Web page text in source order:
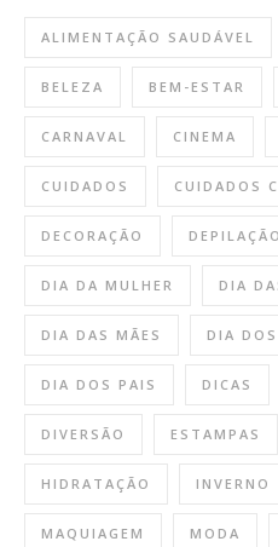
ALIMENTAÇÃO SAUDÁVEL
BELEZA BEM-ESTAR
CARNAVAL CINEMA
CUIDADOS CUIDADOS
DECORAÇÃO
DIA DA MULHER DIA
DIA DAS MÃES DIA
DIA DOS PAIS DICAS
DIVERSÃO ESTAMPAS
HIDRATAÇÃO INVERNO
MAQUIAGEM MODA